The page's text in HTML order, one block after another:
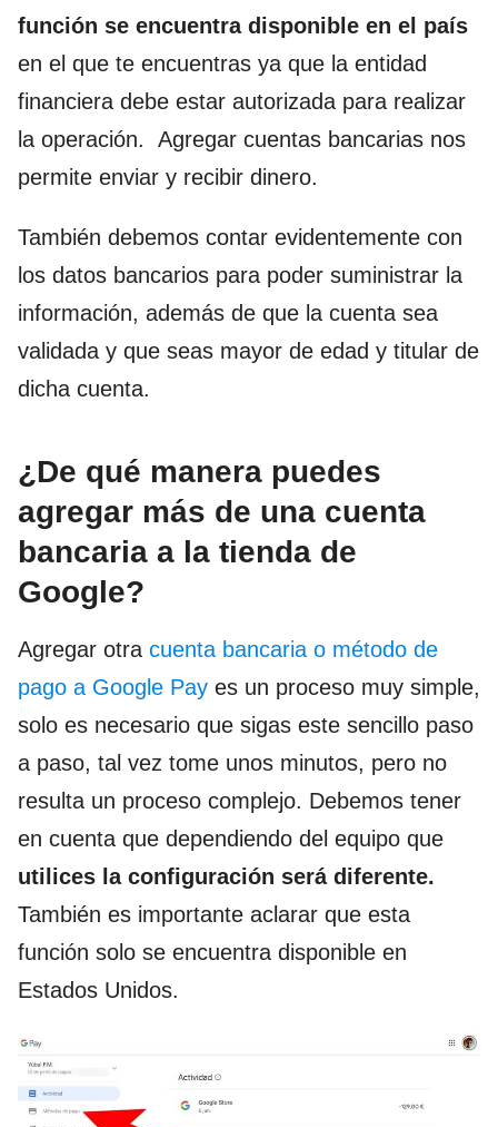
función se encuentra disponible en el país
en el que te encuentras ya que la entidad
financiera debe estar autorizada para realizar
la operación. Agregar cuentas bancarias nos
permite enviar y recibir dinero.
También debemos contar evidentemente con
los datos bancarios para poder suministrar la
información, además de que la cuenta sea
validada y que seas mayor de edad y titular de
dicha cuenta.
¿De qué manera puedes
agregar más de una cuenta
bancaria a la tienda de
Google?
Agregar otra cuenta bancaria o método de
pago a Google Pay es un proceso muy simple,
solo es necesario que sigas este sencillo paso
a paso, tal vez tome unos minutos, pero no
resulta un proceso complejo. Debemos tener
en cuenta que dependiendo del equipo que
utilices la configuración será diferente.
También es importante aclarar que esta
función solo se encuentra disponible en
Estados Unidos.